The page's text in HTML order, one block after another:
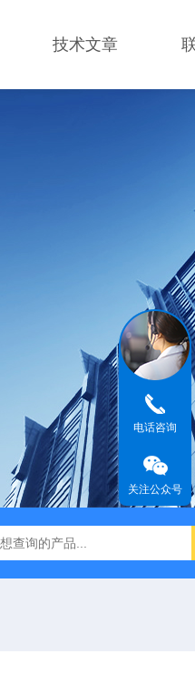
技术文章
净气型通风柜（全
电话咨询
关注公众号